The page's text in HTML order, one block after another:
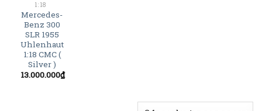
1:18
Mercedes-
Benz 300
SLR 1955
Uhlenhaut
1:18 CMC (
Silver )
13.000.000₫